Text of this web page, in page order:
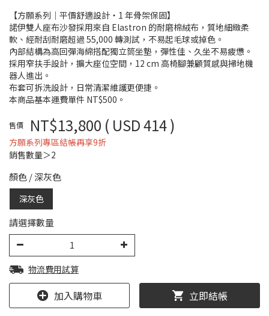
【方願系列｜平價舒適設計・1 年骨架保固】
諾伊雙人座布沙發採用來自 Elastron 的耐磨棉絨布，質地細緻柔
軟、經耐刮耐磨超過 55,000 轉測試，不易起毛球或掉色。
內部結構為高回彈海綿搭配獨立筒坐墊，彈性佳、久坐不易疲憊。
採用窄扶手設計，擴大座位空間，12 cm 高椅腳兼顧質感與掃地機
器人進出。
布套可拆洗設計，日常清潔維護更便捷。
本商品基本運費單件 NT$500。
售價 NT$13,800 ( USD 414 )
方願系列專區結帳再享9折
銷售數量＞2
顏色/深灰色
深灰色
請選擇數量
物流費用試算
加入購物車 立即結帳